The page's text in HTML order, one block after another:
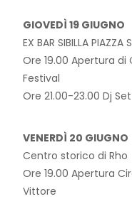
GIOVEDÌ 19 GIUGNO
EX BAR SIBILLA PIAZZA
Ore 19.00 Apertura
Festival
Ore 21.00-23.00 Dj
VENERDÌ 20 GIUGNO
Centro storico di Rho
Ore 19.00 Apertura
Vittore